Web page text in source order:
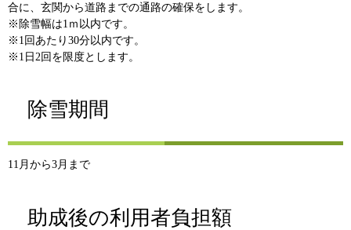
合に、玄関から道路までの通路の確保をします。
※除雪幅は1ｍ以内です。
※1回あたり30分以内です。
※1日2回を限度とします。
除雪期間
11月から3月まで
助成後の利用者負担額